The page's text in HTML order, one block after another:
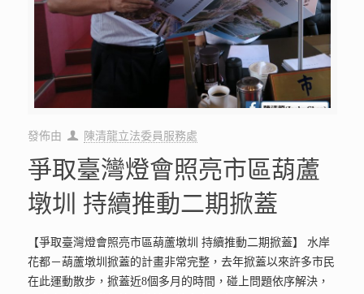
發佈由 陳清龍立法委員服務處
爭取臺灣燈會照亮市區葫蘆
墩圳 持續推動二期掀蓋
【爭取臺灣燈會照亮市區葫蘆墩圳 持續推動二期掀蓋】 水岸
花都－葫蘆墩圳掀蓋的計畫非常完整，去年掀蓋以來許多市民
在此運動散步，掀蓋近8個多月的時間，碰上問題依序解決，